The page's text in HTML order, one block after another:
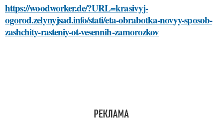
https://woodworker.de/?URL=krasivyj-
ogorod.zelynyjsad.info/stati/eta-obrabotka-novyy-sposob-
zashchity-rasteniy-ot-vesennih-zamorozkov